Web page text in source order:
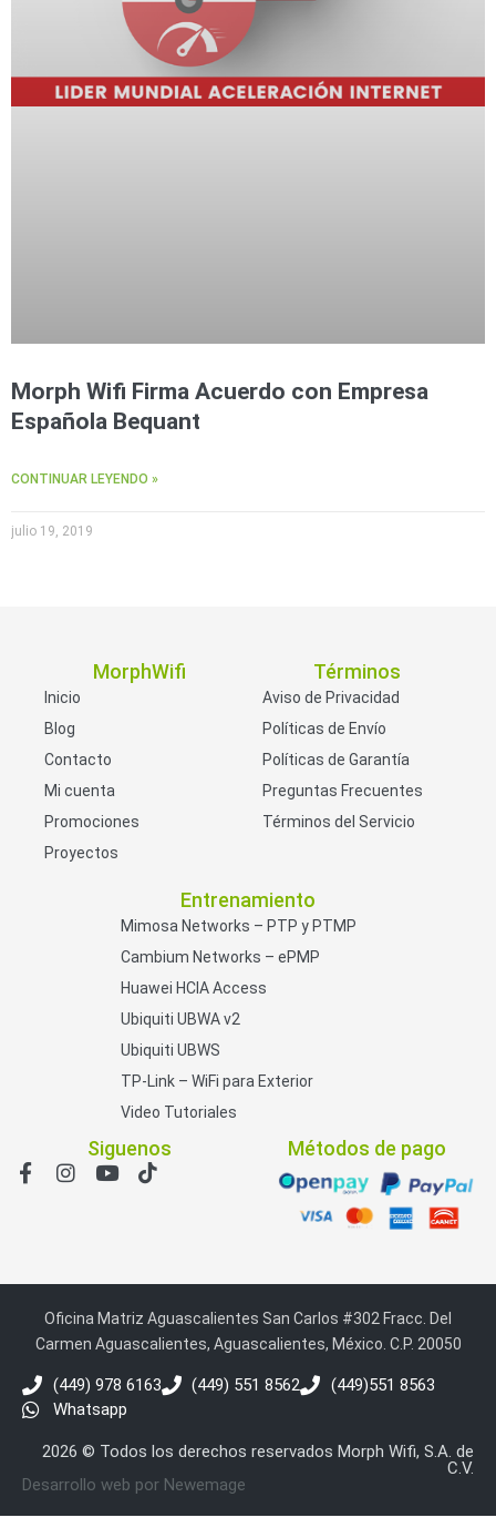
Morph Wifi Firma Acuerdo con Empresa
Española Bequant
CONTINUAR LEYENDO »
julio 19, 2019
MorphWifi
Inicio
Blog
Contacto
Mi cuenta
Promociones
Proyectos
Términos
Aviso de Privacidad
Políticas de Envío
Políticas de Garantía
Preguntas Frecuentes
Términos del Servicio
Entrenamiento
Mimosa Networks – PTP y PTMP
Cambium Networks – ePMP
Huawei HCIA Access
Ubiquiti UBWA v2
Ubiquiti UBWS
TP-Link – WiFi para Exterior
Video Tutoriales
Siguenos Métodos de pago
Oficina Matriz Aguascalientes San Carlos #302 Fracc. Del
Carmen Aguascalientes, Aguascalientes, México. C.P. 20050
(449) 978 6163 (449) 551 8562
(449)551 8563
Whatsapp
2026 © Todos los derechos reservados Morph Wifi, S.A. de
C.V.
Desarrollo web por Newemage